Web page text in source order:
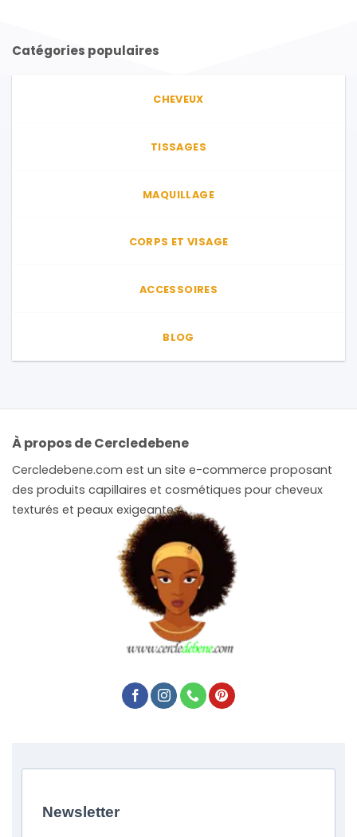
Catégories populaires
CHEVEUX
TISSAGES
MAQUILLAGE
CORPS ET VISAGE
ACCESSOIRES
BLOG
À propos de Cercledebene
Cercledebene.com est un site e-commerce proposant
des produits capillaires et cosmétiques pour cheveux
texturés et peaux exigeantes.
Newsletter